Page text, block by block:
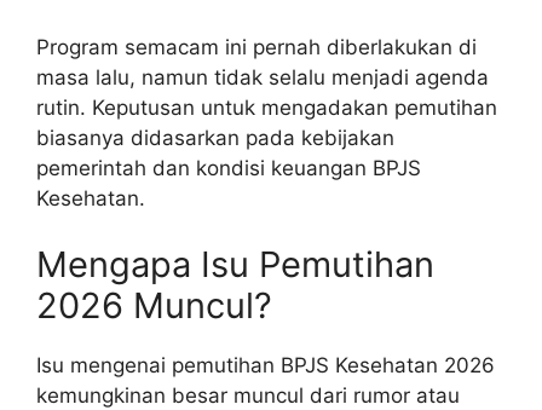
Program semacam ini pernah diberlakukan di
masa lalu, namun tidak selalu menjadi agenda
rutin. Keputusan untuk mengadakan pemutihan
biasanya didasarkan pada kebijakan
pemerintah dan kondisi keuangan BPJS
Kesehatan.
Mengapa Isu Pemutihan
2026 Muncul?
Isu mengenai pemutihan BPJS Kesehatan 2026
kemungkinan besar muncul dari rumor atau